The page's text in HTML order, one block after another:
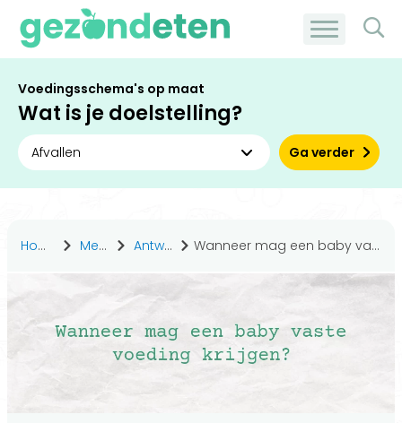
Voedingsschema's op maat
Wat is je doelstelling?
Ga verder
Home Medisch Antwoorden Wanneer mag een baby vaste voeding krijgen?